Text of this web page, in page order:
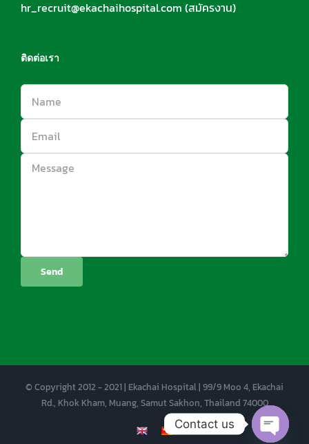
hr_recruit@ekachaihospital.com (สมัครงาน)
ติดต่อเรา
© Copyright 2012 - 2021 | Ekachai Hospital | 99/9 Moo 4, Ekachai
Rd., Khok Kham, Muang, Samut Sakhon, Thailand 74000
EN CNContact us